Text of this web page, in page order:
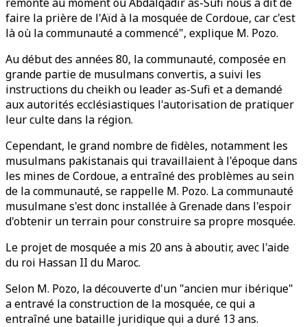
faire la prière de l'Aïd à la mosquée de Cordoue, car c'est
là où la communauté a commencé", explique M. Pozo.
Au début des années 80, la communauté, composée en
grande partie de musulmans convertis, a suivi les
instructions du cheikh ou leader as-Sufi et a demandé
aux autorités ecclésiastiques l'autorisation de pratiquer
leur culte dans la région.
Cependant, le grand nombre de fidèles, notamment les
musulmans pakistanais qui travaillaient à l'époque dans
les mines de Cordoue, a entraîné des problèmes au sein
de la communauté, se rappelle M. Pozo. La communauté
musulmane s'est donc installée à Grenade dans l'espoir
d'obtenir un terrain pour construire sa propre mosquée.
Le projet de mosquée a mis 20 ans à aboutir, avec l'aide
du roi Hassan II du Maroc.
Selon M. Pozo, la découverte d'un "ancien mur ibérique"
a entravé la construction de la mosquée, ce qui a
entraîné une bataille juridique qui a duré 13 ans.